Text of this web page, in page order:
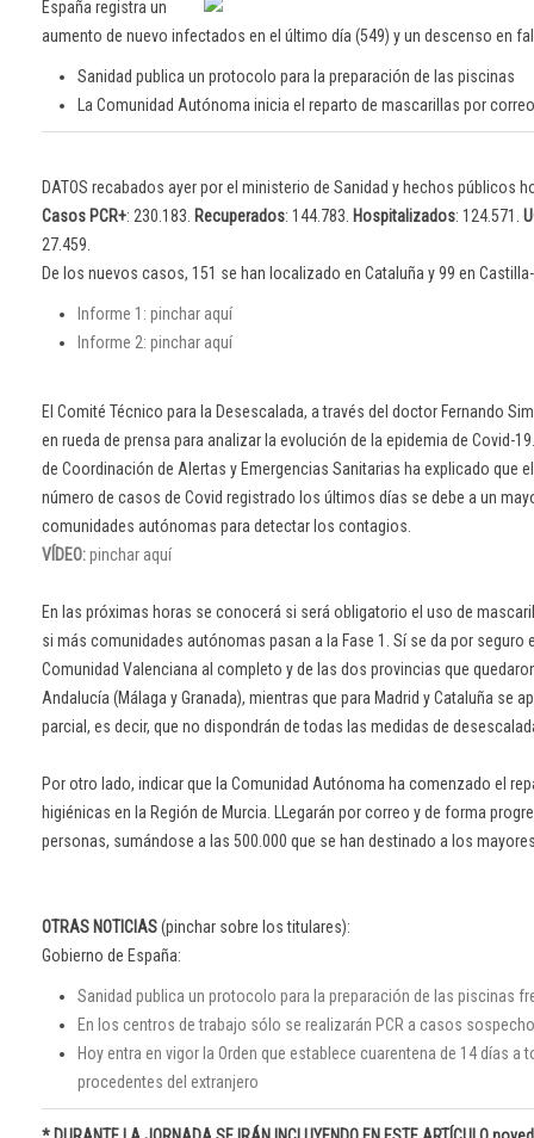
España registra un
aumento de nuevo infectados en el último día (549) y un descenso en
Sanidad publica un protocolo para la preparación de las piscinas
La Comunidad Autónoma inicia el reparto de mascarillas por correo
DATOS recabados ayer por el ministerio de Sanidad y hechos públicos
Casos PCR+: 230.183. Recuperados: 144.783. Hospitalizados: 124.571.
27.459.
De los nuevos casos, 151 se han localizado en Cataluña y 99 en
Informe 1: pinchar aquí
Informe 2: pinchar aquí
El Comité Técnico para la Desescalada, a través del doctor Fernando
en rueda de prensa para analizar la evolución de la epidemia de Covid-
de Coordinación de Alertas y Emergencias Sanitarias ha explicado que
número de casos de Covid registrado los últimos días se debe a un
comunidades autónomas para detectar los contagios.
VÍDEO:pinchar aquí
En las próximas horas se conocerá si será obligatorio el uso de
si más comunidades autónomas pasan a la Fase 1. Sí se da por seguro
Comunidad Valenciana al completo y de las dos provincias que
Andalucía (Málaga y Granada), mientras que para Madrid y Cataluña se
parcial, es decir, que no dispondrán de todas las medidas de
Por otro lado, indicar que la Comunidad Autónoma ha comenzado el
higiénicas en la Región de Murcia. LLegarán por correo y de forma
personas, sumándose a las 500.000 que se han destinado a los
OTRAS NOTICIAS(pinchar sobre los titulares):
Gobierno de España:
Sanidad publica un protocolo para la preparación de las piscinas
En los centros de trabajo sólo se realizarán PCR a casos
Hoy entra en vigor la Orden que establece cuarentena de 14 días a
procedentes del extranjero